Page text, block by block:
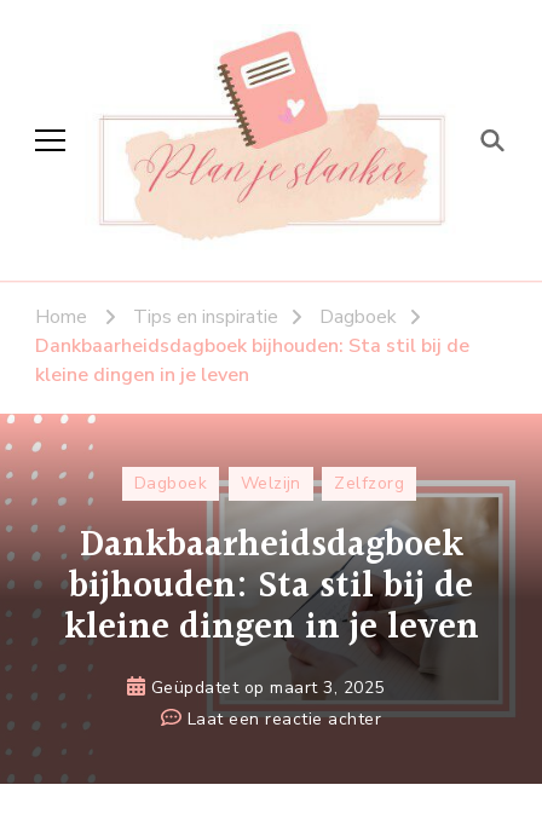
Plan je slanker
Home Tips en inspiratie
Dagboek
Dankbaarheidsdagboek bijhouden: Sta stil bij de
kleine dingen in je leven
Dagboek Welzijn Zelfzorg
Dankbaarheidsdagboek
bijhouden: Sta stil bij de
kleine dingen in je leven
Geüpdatet opmaart 3, 2025
Laat een reactie achterop
bijhouden: